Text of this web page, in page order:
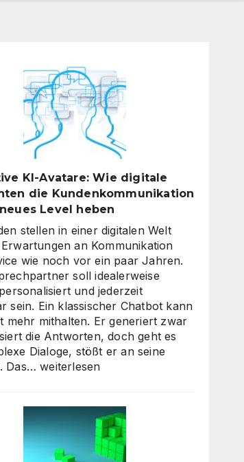
KI-Avatare: Wie digitale
die Kundenkommunikation
Level heben
stellen in einer digitalen Welt
an Kommunikation
wie noch vor ein paar Jahren.
soll idealerweise
und jederzeit
sein. Ein klassischer Chatbot kann
mehr mithalten. Er generiert zwar
die Antworten, doch geht es
Dialoge, stößt er an seine
Das…Interaktive
Wie
digitale
Assistenten
die
weiterlesen